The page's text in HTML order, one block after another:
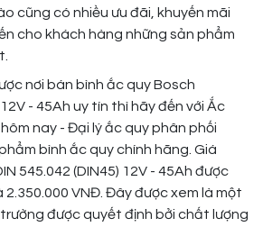
cũng có nhiều ưu đãi, khuyến mãi
cho khách hàng những sản phẩm
nơi bán bình ắc quy Bosch
12V - 45Ah uy tín thì hãy đến với Ắc
nay - Đại lý ắc quy phân phối
bình ắc quy chính hãng. Giá
545.042 (DIN45) 12V - 45Ah được
VNĐ. Đây được xem là một
được quyết định bởi chất lượng